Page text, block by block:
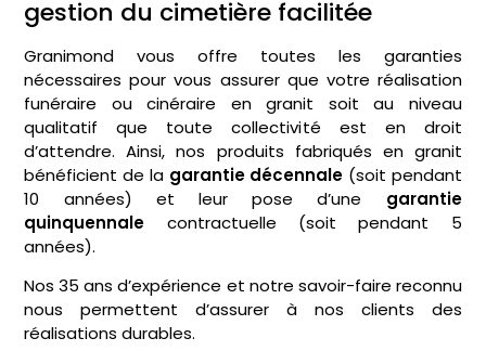
gestion du cimetière facilitée
Granimond vous offre toutes les garanties
nécessaires pour vous assurer que votre réalisation
funéraire ou cinéraire en granit soit au niveau
qualitatif que toute collectivité est en droit
d’attendre. Ainsi, nos produits fabriqués en granit
bénéficient de la garantie décennale (soit pendant
10 années) et leur pose d’une garantie
quinquennale contractuelle (soit pendant 5
années).
Nos 35 ans d’expérience et notre savoir-faire reconnu
nous permettent d’assurer à nos clients des
réalisations durables.